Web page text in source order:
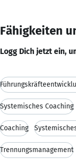
Fähigkeiten
Logg Dich jetzt ein,
Systemisches Coaching
Coaching
Trennungsmanagement